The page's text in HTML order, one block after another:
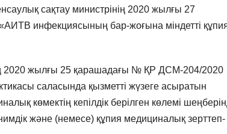
сақтау министрінің 2020 жылғы 27
инфекциясының бар-жоғына міндетті
2020 жылғы 25 қарашадағы № ҚР ДСМ-204/2020
саласында қызметті жүзеге асыратын
көмектің кепілдік берілген көлемі
және (немесе) құпия медициналық зерттеп-